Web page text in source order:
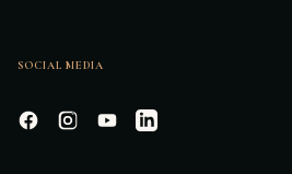
SOCIAL MEDIA